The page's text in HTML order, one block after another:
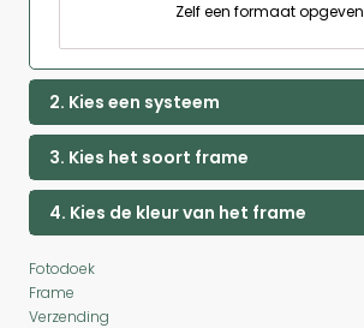
Zelf een formaat opgeven
2. Kies een systeem
3. Kies het soort frame
4. Kies de kleur van het frame
Fotodoek
Frame
Verzending